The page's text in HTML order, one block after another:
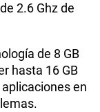
2.6 Ghz de
de 8 GB
hasta 16 GB
en